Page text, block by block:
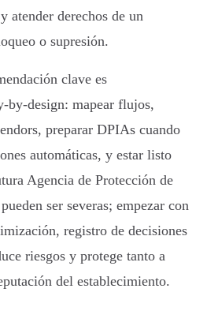
atender derechos de un
o supresión.
clave es
mapear flujos,
preparar DPIAs cuando
automáticas, y estar listo
Agencia de Protección de
ser severas; empezar con
registro de decisiones
riesgos y protege tanto a
del establecimiento.